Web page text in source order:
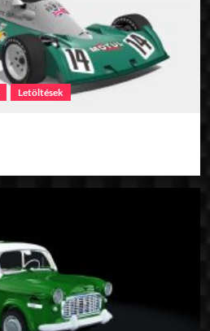
Letöltések